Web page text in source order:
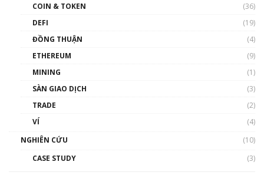
00:39:31
Phổ cập Blockchain
thống & Crypto qua các cuộc chiến | Phổ cập
COIN & TOKEN
(36)
DEFI
(19)
ĐỒNG THUẬN
(4)
ETHEREUM
(9)
MINING
(1)
SÀN GIAO DỊCH
(3)
TRADE
(2)
VÍ
(4)
NGHIÊN CỨU
(10)
CASE STUDY
(3)